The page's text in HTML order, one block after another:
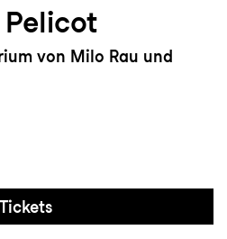
Pelicot
von Milo Rau und
Tickets